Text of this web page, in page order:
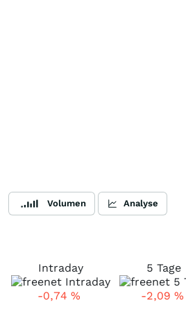
Volumen Analyse
Intraday
-0,74 %
5 Tage
-2,09 %